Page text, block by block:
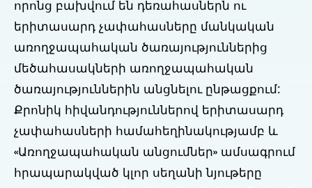
որոնց բախվում են դեռահասներն ու
երիտասարդ չափահասները մանկական
առողջապահական ծառայություններից
մեծահասակների առողջապահական
ծառայություններին անցնելու ընթացքում:
Քրոնիկ հիվանդություններով երիտասարդ
չափահասների համահեղինակությամբ և
«Առողջապահական անցումներ» ամսագրում
հրապարակված կլոր սեղանի նյութերը